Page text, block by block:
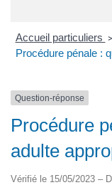
Accueil particuliers >
Procédure pénale :
Question-réponse
Procédure
adulte
Vérifié le 15/05/2023 –